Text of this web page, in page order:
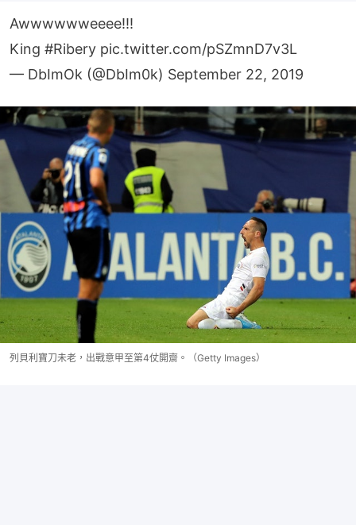
Awwwwwweeee!!!
King #Ribery pic.twitter.com/pSZmnD7v3L
— DbImOk (@DbIm0k) September 22, 2019
列貝利寶刀未老，出戰意甲至第4仗開齋。（Getty Images）